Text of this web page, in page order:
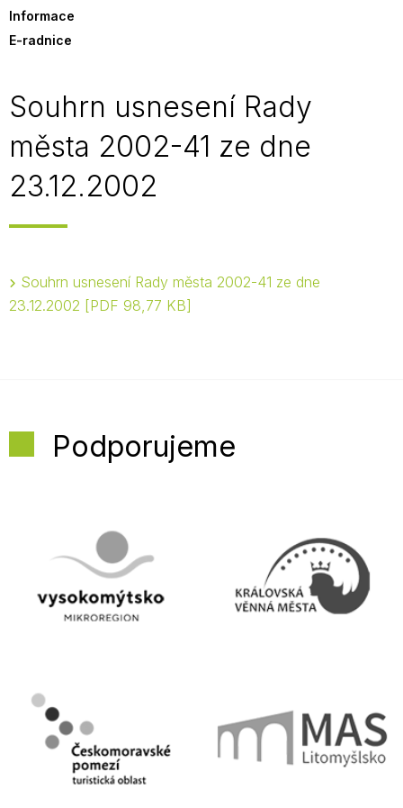
Informace
E-radnice
Souhrn usnesení Rady
města 2002-41 ze dne
23.12.2002
Souhrn usnesení Rady města 2002-41 ze dne
23.12.2002
PDF 98,77 KB
Podporujeme